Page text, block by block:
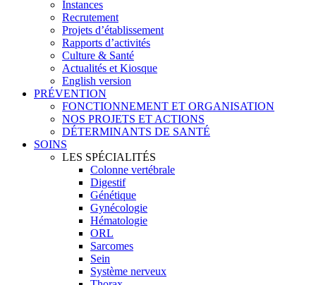
Instances
Recrutement
Projets d’établissement
Rapports d’activités
Culture & Santé
Actualités et Kiosque
English version
PRÉVENTION
FONCTIONNEMENT ET ORGANISATION
NOS PROJETS ET ACTIONS
DÉTERMINANTS DE SANTÉ
SOINS
LES SPÉCIALITÉS
Colonne vertébrale
Digestif
Génétique
Gynécologie
Hématologie
ORL
Sarcomes
Sein
Système nerveux